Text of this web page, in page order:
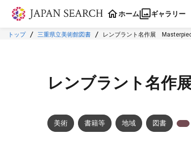
本文に飛ぶ
ホーム ギャラリー
トップ 三重県立美術館図書 レンブラント名作展
レンブラント名作
美術 書籍等 地域 図書